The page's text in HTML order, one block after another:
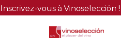
Inscrivez-vous à Vinoselección !